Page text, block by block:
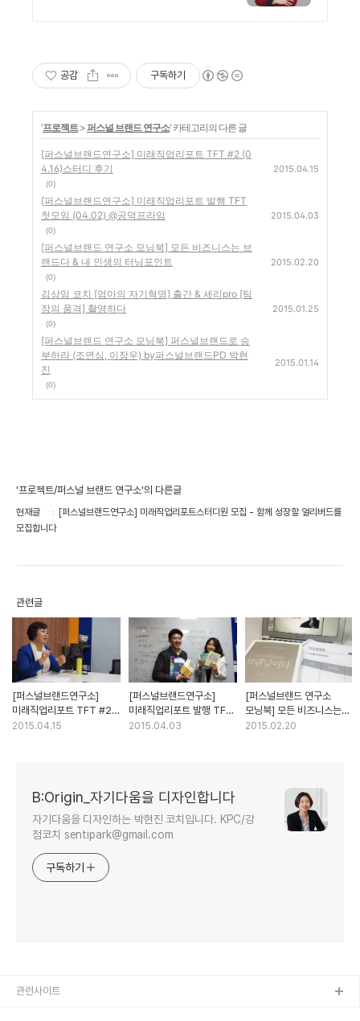
공감 구독하기
'프로젝트 >퍼스널 브랜드 연구소' 카테고리의 다른 글
[퍼스널브랜드연구소] 미래직업리포트 TFT #2 (0
4.16)스터디 후기
(0)
2015.04.15
[퍼스널브랜드연구소] 미래직업리포트 발행 TFT
첫모임 (04.02) @공덕프라임
(0)
2015.04.03
[퍼스널브랜드 연구소 모닝북] 모든 비즈니스는 브
랜드다 & 내 인생의 터닝포인트
(0)
2015.02.20
김상임 코치 [엄마의 자기혁명] 출간 & 세리pro [팀
장의 품격] 촬영하다
(0)
2015.01.25
[퍼스널브랜드 연구소 모닝북] 퍼스널브랜드로 승
부하라 (조연심, 이장우) by퍼스널브랜드PD 박현
진
(0)
2015.01.14
'프로젝트/퍼스널 브랜드 연구소'의 다른글
현재글
[퍼스널브랜드연구소] 미래직업리포트스터디원 모집 - 함께 성장할 얼리버드를
모집합니다
관련글
[퍼스널브랜드연구소]
미래직업리포트 TFT #2
(04.16)스터디 후기
2015.04.15
[퍼스널브랜드연구소]
미래직업리포트 발행 TFT
첫모임 (04.02) @
2015.04.03
[퍼스널브랜드 연구소
모닝북] 모든 비즈니스는
브랜드다 & 내 인생의
2015.02.20
B:Origin_자기다움을 디자인합니다
자기다움을 디자인하는 박현진 코치입니다. KPC/강
점코치 sentipark@gmail.com
구독하기
관련사이트